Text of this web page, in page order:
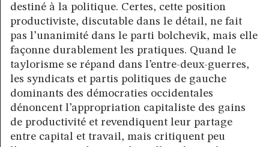
destiné à la politique. Certes, cette position
productiviste, discutable dans le détail, ne fait
pas l’unanimité dans le parti bolchevik, mais elle
façonne durablement les pratiques. Quand le
taylorisme se répand dans l’entre-deux-guerres,
les syndicats et partis politiques de gauche
dominants des démocraties occidentales
dénoncent l’appropriation capitaliste des gains
de productivité et revendiquent leur partage
entre capital et travail, mais critiquent peu